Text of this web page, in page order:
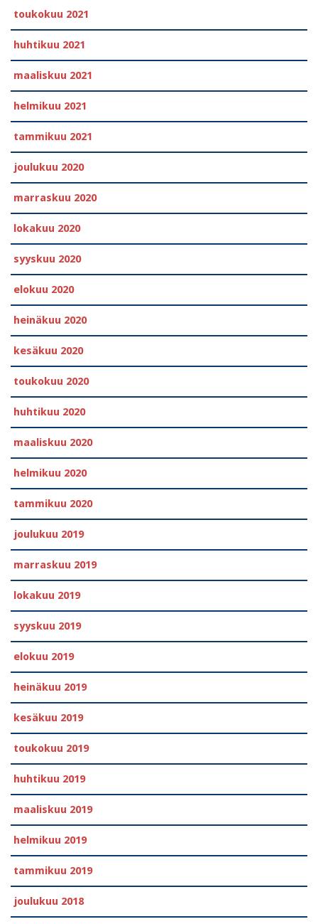
toukokuu 2021
huhtikuu 2021
maaliskuu 2021
helmikuu 2021
tammikuu 2021
joulukuu 2020
marraskuu 2020
lokakuu 2020
syyskuu 2020
elokuu 2020
heinäkuu 2020
kesäkuu 2020
toukokuu 2020
huhtikuu 2020
maaliskuu 2020
helmikuu 2020
tammikuu 2020
joulukuu 2019
marraskuu 2019
lokakuu 2019
syyskuu 2019
elokuu 2019
heinäkuu 2019
kesäkuu 2019
toukokuu 2019
huhtikuu 2019
maaliskuu 2019
helmikuu 2019
tammikuu 2019
joulukuu 2018